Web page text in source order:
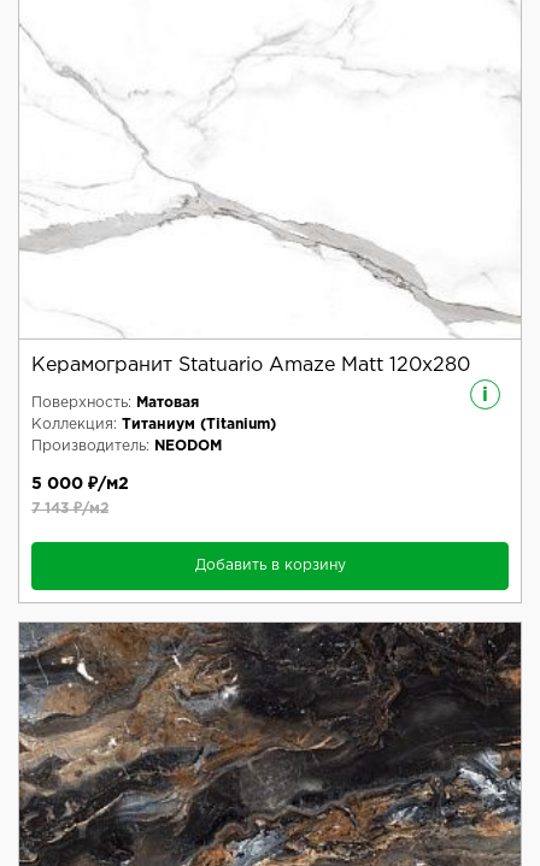
Керамогранит Statuario Amaze Matt 120x280
i
Поверхность:
Матовая
Коллекция: Титаниум (Titanium)
Производитель:
NEODOM
5 000 ₽/м2
7 143 ₽/м2
Добавить в корзину